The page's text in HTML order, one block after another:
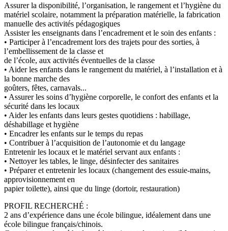
Assurer la disponibilité, l’organisation, le rangement et l’hygiène du
matériel scolaire, notamment la préparation matérielle, la fabrication
manuelle des activités pédagogiques
Assister les enseignants dans l’encadrement et le soin des enfants :
• Participer à l’encadrement lors des trajets pour des sorties, à
l’embellissement de la classe et
de l’école, aux activités éventuelles de la classe
• Aider les enfants dans le rangement du matériel, à l’installation et à
la bonne marche des
goûters, fêtes, carnavals...
• Assurer les soins d’hygiène corporelle, le confort des enfants et la
sécurité dans les locaux
• Aider les enfants dans leurs gestes quotidiens : habillage,
déshabillage et hygiène
• Encadrer les enfants sur le temps du repas
• Contribuer à l’acquisition de l’autonomie et du langage
Entretenir les locaux et le matériel servant aux enfants :
• Nettoyer les tables, le linge, désinfecter des sanitaires
• Préparer et entretenir les locaux (changement des essuie-mains,
approvisionnement en
papier toilette), ainsi que du linge (dortoir, restauration)
PROFIL RECHERCHÉ :
2 ans d’expérience dans une école bilingue, idéalement dans une
école bilingue français/chinois.